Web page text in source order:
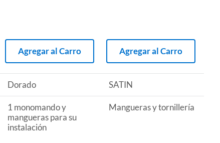
Agregar al Carro Agregar al Carro
Dorado SATIN
1 monomando y
mangueras para su
instalación
Mangueras y tornillería